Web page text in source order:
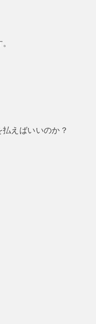
えばいいのか？